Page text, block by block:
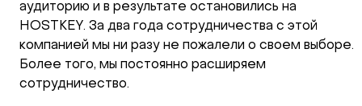
аудиторию и в результате остановились на
HOSTKEY. За два года сотрудничества с этой
компанией мы ни разу не пожалели о своем выборе.
Более того, мы постоянно расширяем
сотрудничество.